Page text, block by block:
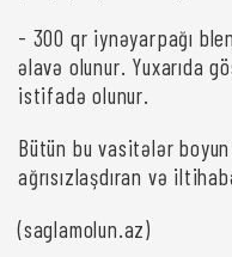
- 300 qr iynəyarpağı
əlavə olunur. Yuxarıda
istifadə olunur.
Bütün bu vasitələr
ağrısızlaşdıran və
(saglamolun.az)